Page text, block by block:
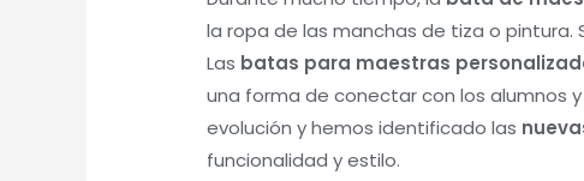
la ropa de las manchas de tiza o
Las batas para maestras
una forma de conectar con los alumnos
evolución y hemos identificado las
funcionalidad y estilo.